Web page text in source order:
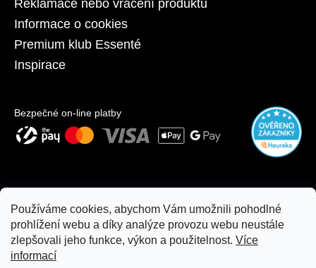
Používáme cookies, abychom Vám umožnili pohodlné
prohlížení webu a díky analýze provozu webu neustále
zlepšovali jeho funkce, výkon a použitelnost. Více
informací
Reklamace nebo vrácení produktů
Informace o cookies
Premium klub Essenté
Inspirace
Bezpečné on-line platby